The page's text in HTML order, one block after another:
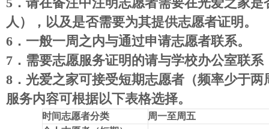
5 ． 请在备注中注明志愿者需要在光爱之家
人），以及是否需要为其提供志愿者证明。
6 ． 一般一周之内与通过申请志愿者联系。
7． 需要志愿服务证明的请与学校办公室联系
8． 光爱之家可接受短期志愿者（频率少于
服务内容可根据以下表格选择。
时间志愿者分类
周一至周五